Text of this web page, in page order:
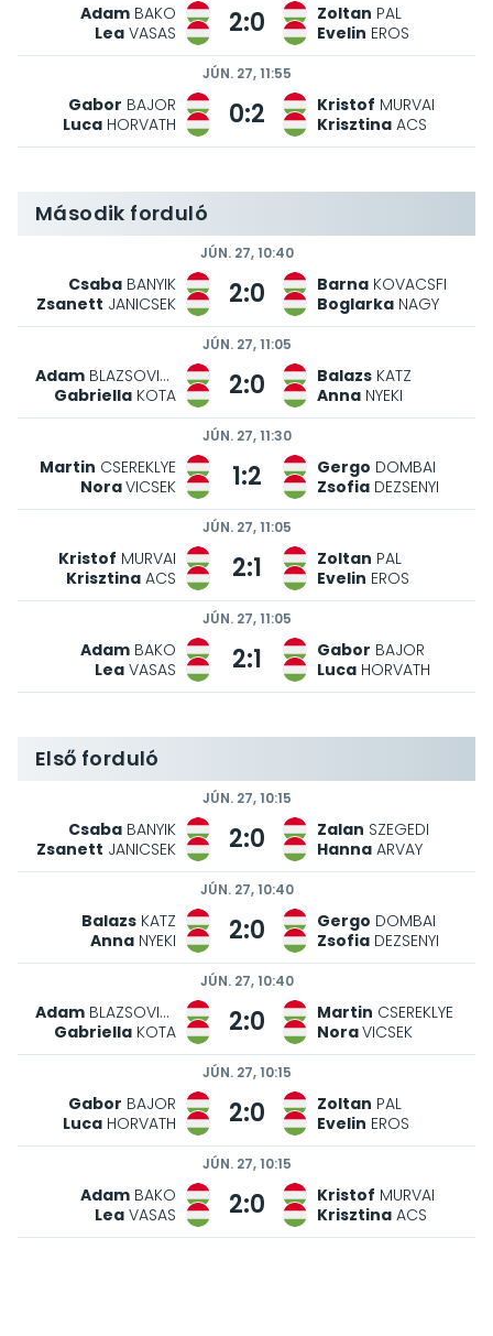
Adam BAKO
Lea VASAS 2:0 Zoltan PAL
Evelin EROS
JÚN. 27, 11:55
Gabor BAJOR
Luca HORVATH 0:2 Kristof MURVAI
Krisztina ACS
Második forduló
JÚN. 27, 10:40
Csaba BANYIK
Zsanett JANICSEK 2:0 Barna KOVACSFI
Boglarka NAGY
JÚN. 27, 11:05
Adam BLAZSOVICS
Gabriella KOTA 2:0 Balazs KATZ
Anna NYEKI
JÚN. 27, 11:30
Martin CSEREKLYE
NoraVICSEK 1:2 Gergo DOMBAI
Zsofia DEZSENYI
JÚN. 27, 11:05
Kristof MURVAI
Krisztina ACS 2:1 Zoltan PAL
Evelin EROS
JÚN. 27, 11:05
Adam BAKO
Lea VASAS 2:1 Gabor BAJOR
Luca HORVATH
Első forduló
JÚN. 27, 10:15
Csaba BANYIK
Zsanett JANICSEK 2:0 Zalan SZEGEDI
Hanna ARVAY
JÚN. 27, 10:40
Balazs KATZ
Anna NYEKI 2:0 Gergo DOMBAI
Zsofia DEZSENYI
JÚN. 27, 10:40
Adam BLAZSOVICS
Gabriella KOTA 2:0 Martin CSEREKLYE
NoraVICSEK
JÚN. 27, 10:15
Gabor BAJOR
Luca HORVATH 2:0 Zoltan PAL
Evelin EROS
JÚN. 27, 10:15
Adam BAKO
Lea VASAS 2:0 Kristof MURVAI
Krisztina ACS